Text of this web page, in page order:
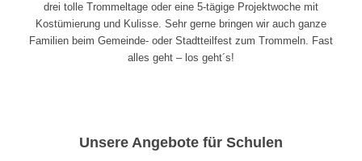
drei tolle Trommeltage oder eine 5-tägige Projektwoche mit
Kostümierung und Kulisse. Sehr gerne bringen wir auch ganze
Familien beim Gemeinde- oder Stadtteilfest zum Trommeln. Fast
alles geht – los geht´s!
Unsere Angebote für Schulen